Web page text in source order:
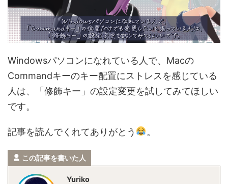
Windowsパソコンになれている人で、Macの
Commandキーのキー配置にストレスを感じている
人は、「修飾キー」の設定変更を試してみてほしい
です。
記事を読んでくれてありがとう 。
この記事を書いた人
Yuriko